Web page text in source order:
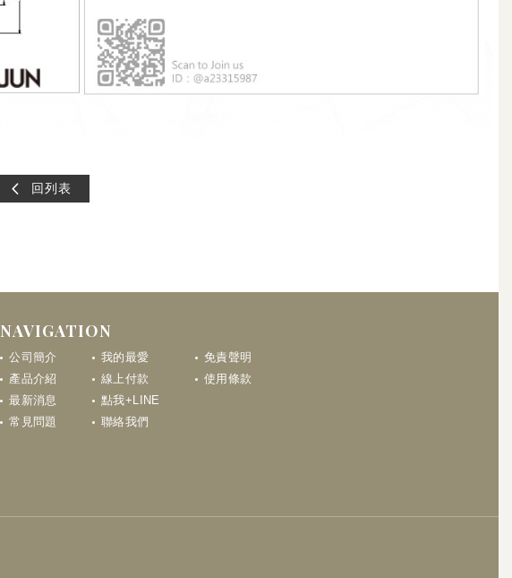
回列表
NAVIGATION
公司簡介
產品介紹
最新消息
常見問題
我的最愛
線上付款
點我+LINE
聯絡我們
免責聲明
使用條款